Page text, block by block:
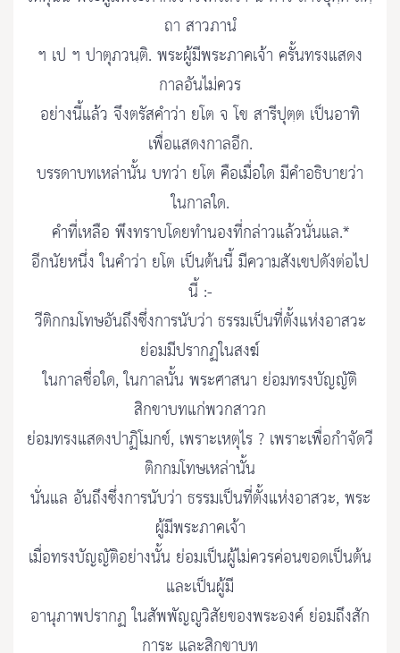
ถา สาวภานํ
ฯ เป ฯ ปาตุภวนฺติ. พระผู้มีพระภาคเจ้า ครั้นทรงแสดง
กาลอันไม่ควร
อย่างนี้แล้ว จึงตรัสคำว่า ยโต จ โข สารีปุตฺต เป็นอาทิ
เพื่อแสดงกาลอีก.
บรรดาบทเหล่านั้น บทว่า ยโต คือเมื่อใด มีคำอธิบายว่า
ในกาลใด.
คำที่เหลือ พึงทราบโดยทำนองที่กล่าวแล้วนั่นแล.*
อีกนัยหนึ่ง ในคำว่า ยโต เป็นต้นนี้ มีความสังเขปดังต่อไป
นี้ :-
วีติกกมโทษอันถึงซึ่งการนับว่า ธรรมเป็นที่ตั้งแห่งอาสวะ
ย่อมมีปรากฏในสงฆ์
ในกาลชื่อใด, ในกาลนั้น พระศาสนา ย่อมทรงบัญญัติ
สิกขาบทแก่พวกสาวก
ย่อมทรงแสดงปาฏิโมกข์, เพราะเหตุไร ? เพราะเพื่อกำจัดวี
ติกกมโทษเหล่านั้น
นั่นแล อันถึงซึ่งการนับว่า ธรรมเป็นที่ตั้งแห่งอาสวะ, พระ
ผู้มีพระภาคเจ้า
เมื่อทรงบัญญัติอย่างนั้น ย่อมเป็นผู้ไม่ควรค่อนขอดเป็นต้น
และเป็นผู้มี
อานุภาพปรากฏ ในสัพพัญญูวิสัยของพระองค์ ย่อมถึงสัก
การะ และสิกขาบท